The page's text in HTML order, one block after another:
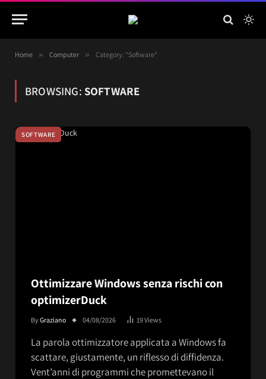
Home » Computer » Category: "Software"
BROWSING: SOFTWARE
SOFTWARE
Ottimizzare Windows senza rischi con
optimizerDuck
ByGraziano 04/08/2026 19Views
La parola ottimizzatore applicata a Windows fa
scattare, giustamente, un riflesso di diffidenza.
Vent’anni di programmi che promettevano il